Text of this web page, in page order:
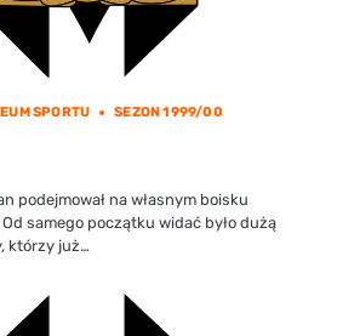
SPORTU SEZON 1999/00
podejmował na własnym boisku
samego początku widać było dużą
którzy już…